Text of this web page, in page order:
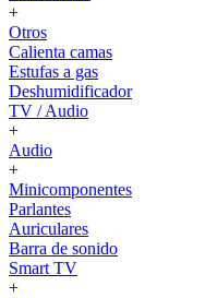
+
Otros
Calienta camas
Estufas a gas
Deshumidificador
TV / Audio
+
Audio
+
Minicomponentes
Parlantes
Auriculares
Barra de sonido
Smart TV
+